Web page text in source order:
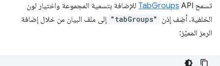
تسمح TabGroups API للإضافة بتسمية المجموعة واختيار لون
الخلفية. أضِف إذن
"tabGroups" إلى ملف البيان من خلال إضافة
الرمز المميّز: